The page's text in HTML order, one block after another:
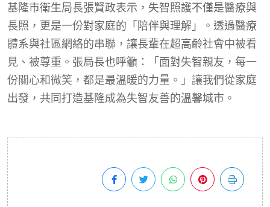
基隆市衛生局長張賢政表示，失智照護不僅是醫療與
長照，更是一份對家庭的「陪伴與理解」。透過醫療
體系與社區網絡的串聯，讓長輩在超高齡社會中被看
見、被尊重。張局長也呼籲：「面對失智親友，每一
份關心和微笑，都是最溫暖的力量。」讓我們從家庭
出發，共同打造基隆成為失智友善的溫馨城市。